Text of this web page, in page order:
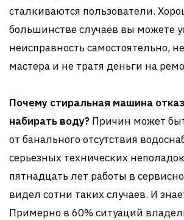
сталкиваются пользователи.
большинстве случаев вы можете
неисправность самостоятельно,
мастера и не тратя деньги на
Почему стиральная машина
набирать воду? Причин может
от банального отсутствия
серьезных технических
пятнадцать лет работы в
видел сотни таких случаев. И
Примерно в 60% ситуаций